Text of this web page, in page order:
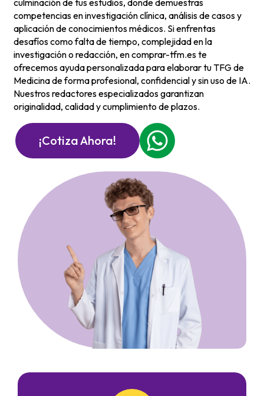
culminación de tus estudios, donde demuestras
competencias en investigación clínica, análisis de casos y
aplicación de conocimientos médicos. Si enfrentas
desafíos como falta de tiempo, complejidad en la
investigación o redacción, en comprar-tfm.es te
ofrecemos ayuda personalizada para elaborar tu TFG de
Medicina de forma profesional, confidencial y sin uso de IA.
Nuestros redactores especializados garantizan
originalidad, calidad y cumplimiento de plazos.
¡Cotiza Ahora!